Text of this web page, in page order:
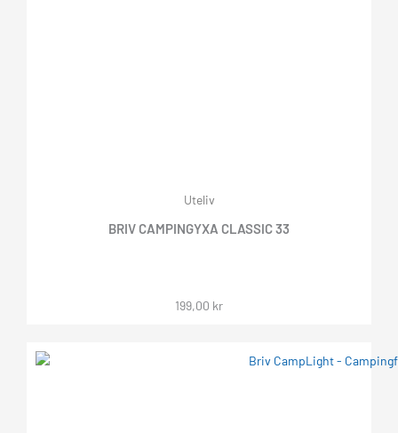
Uteliv
BRIV CAMPINGYXA CLASSIC 33
199,00 kr